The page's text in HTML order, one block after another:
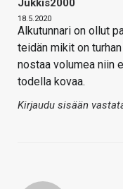
Jukkis2000
18.5.2020
Alkutunnari on ollut
teidän mikit on
nostaa volumea niin
todella kovaa.
Kirjaudu sisään